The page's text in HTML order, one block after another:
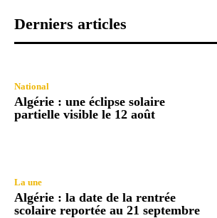
Derniers articles
National
Algérie : une éclipse solaire
partielle visible le 12 août
La une
Algérie : la date de la rentrée
scolaire reportée au 21 septembre